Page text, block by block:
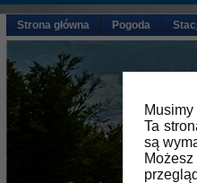
Ta
są
Strona główna Pogoda